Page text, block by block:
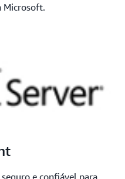
Microsoft.
e confiável para